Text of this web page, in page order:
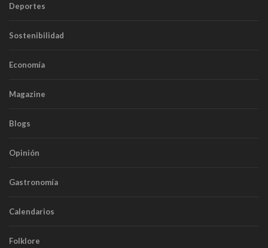
Deportes
Sostenibilidad
Economía
Magazine
Blogs
Opinión
Gastronomía
Calendarios
Folklore